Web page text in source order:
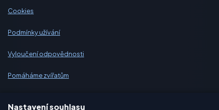
Cookies
Podmínky užívání
Vyloučení odpovědnosti
Pomáháme zvířatům
Nastavení souhlasu